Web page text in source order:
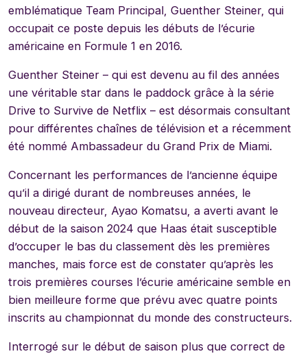
emblématique Team Principal, Guenther Steiner, qui
occupait ce poste depuis les débuts de l’écurie
américaine en Formule 1 en 2016.
Guenther Steiner – qui est devenu au fil des années
une véritable star dans le paddock grâce à la série
Drive to Survive de Netflix – est désormais consultant
pour différentes chaînes de télévision et a récemment
été nommé Ambassadeur du Grand Prix de Miami.
Concernant les performances de l’ancienne équipe
qu’il a dirigé durant de nombreuses années, le
nouveau directeur, Ayao Komatsu, a averti avant le
début de la saison 2024 que Haas était susceptible
d’occuper le bas du classement dès les premières
manches, mais force est de constater qu’après les
trois premières courses l’écurie américaine semble en
bien meilleure forme que prévu avec quatre points
inscrits au championnat du monde des constructeurs.
Interrogé sur le début de saison plus que correct de